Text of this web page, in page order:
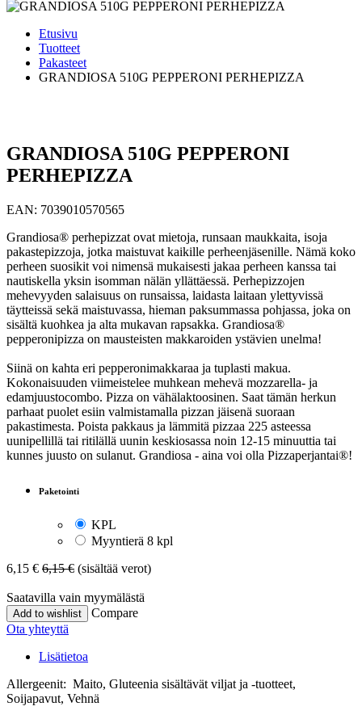
Etusivu
Tuotteet
Pakasteet
GRANDIOSA 510G PEPPERONI PERHEPIZZA
GRANDIOSA 510G PEPPERONI
PERHEPIZZA
EAN: 7039010570565
Grandiosa® perhepizzat ovat mietoja, runsaan maukkaita, isoja
pakastepizzoja, jotka maistuvat kaikille perheenjäsenille. Nämä koko
perheen suosikit voi nimensä mukaisesti jakaa perheen kanssa tai
nautiskella yksin isomman nälän yllättäessä. Perhepizzojen
mehevyyden salaisuus on runsaissa, laidasta laitaan ylettyvissä
täytteissä sekä maistuvassa, hieman paksummassa pohjassa, joka on
sisältä kuohkea ja alta mukavan rapsakka. Grandiosa®
pepperonipizza on mausteisten makkaroiden ystävien unelma!
Siinä on kahta eri pepperonimakkaraa ja tuplasti makua.
Kokonaisuuden viimeistelee muhkean mehevä mozzarella- ja
edamjuustocombo. Pizza on vähälaktoosinen. Saat tämän herkun
parhaat puolet esiin valmistamalla pizzan jäisenä suoraan
pakastimesta. Poista pakkaus ja lämmitä pizzaa 225 asteessa
uunipellillä tai ritilällä uunin keskiosassa noin 12-15 minuuttia tai
kunnes juusto on sulanut. Grandiosa - aina voi olla Pizzaperjantai®!
Paketointi
KPL
Myyntierä 8 kpl
6,15 € 6,15€ (sisältää verot)
Saatavilla vain myymälästä
Add to wishlist
Compare
Ota yhteyttä
Lisätietoa
Allergeenit: Maito, Gluteenia sisältävät viljat ja -tuotteet,
Soijapavut, Vehnä